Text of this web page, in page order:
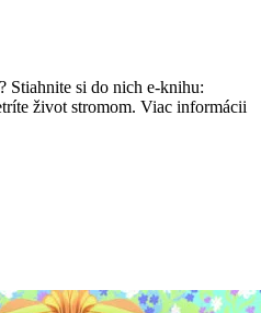
Stiahnite si do nich e-knihu:
život stromom. Viac informácii